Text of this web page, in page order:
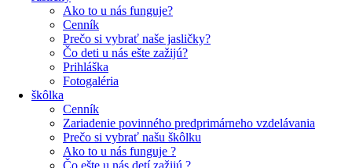
Ako to u nás funguje?
Cenník
Prečo si vybrať naše jasličky?
Čo deti u nás ešte zažijú?
Prihláška
Fotogaléria
škôlka
Cenník
Zariadenie povinného predprimárneho vzdelávania
Prečo si vybrať našu škôlku
Ako to u nás funguje ?
Čo ešte u nás detí zažijú ?